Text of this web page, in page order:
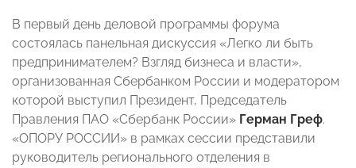
В первый день деловой программы форума
состоялась панельная дискуссия «Легко ли быть
предпринимателем? Взгляд бизнеса и власти»,
организованная Сбербанком России и модератором
которой выступил Президент, Председатель
Правления ПАО «Сбербанк России» Герман Греф.
«ОПОРУ РОССИИ» в рамках сессии представили
руководитель регионального отделения в